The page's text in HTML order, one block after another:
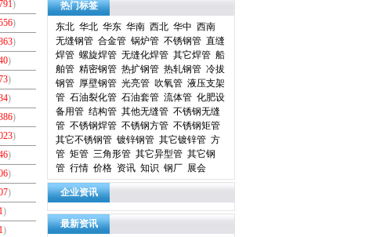
)
)
)
)
)
)
)
)
)
)
)
)
)
热门标签
东北 华北 华东 华南 西北 华中 西南
无缝钢管 合金管 锅炉管 不锈钢管 直缝
焊管 螺旋焊管 无缝化焊管 其它焊管 船
舶管 精密钢管 热扩钢管 热轧钢管 冷拔
钢管 厚壁钢管 光亮管 吹氧管 液压支架
管 石油裂化管 石油套管 流体管 化肥设
备用管 结构管 其他无缝管 不锈钢无缝
管 不锈钢焊管 不锈钢方管 不锈钢矩管
其它不锈钢管 镀锌钢管 其它镀锌管 方
管 矩管 三角形管 其它异型管 其它钢
管 行情 价格 资讯 知识 钢厂 展会
企业资讯
最新资讯